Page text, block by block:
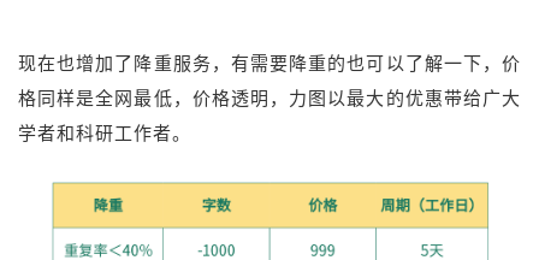
现在也增加了降重服务，有需要降重的也可以了解一下，价
格同样是全网最低，价格透明，力图以最大的优惠带给广大
学者和科研工作者。